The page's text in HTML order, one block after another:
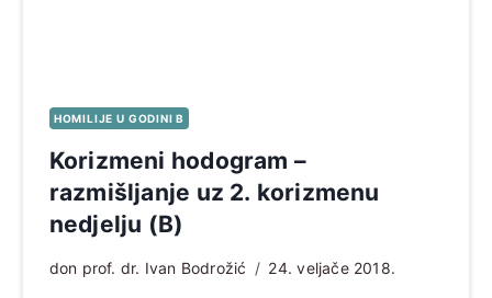
HOMILIJE U GODINI B
Korizmeni hodogram –
razmišljanje uz 2. korizmenu
nedjelju (B)
don prof. dr. Ivan Bodrožić 24. veljače 2018.